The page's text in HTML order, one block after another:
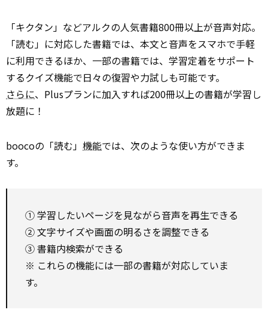
「キクタン」などアルクの人気書籍800冊以上が音声対応。
「読む」に対応した書籍では、本文と音声をスマホで手軽
に利用できるほか、一部の書籍では、学習定着をサポート
するクイズ機能で日々の復習や力試しも可能です。
さらに、Plusプランに加入すれば200冊以上の書籍が学習し
放題に！
boocoの「読む」 機能では、次のような使い方ができま
す。
① 学習したいページを見ながら音声を再生できる
② 文字サイズや画面の明るさを調整できる
③ 書籍内検索ができる
※ これらの機能には一部の書籍が対応していま
す。